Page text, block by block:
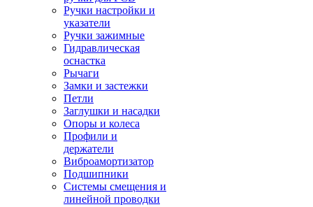
Ручки настройки и
указатели
Ручки зажимные
Гидравлическая
оснастка
Рычаги
Замки и застежки
Петли
Заглушки и насадки
Опоры и колеса
Профили и
держатели
Виброамортизатор
Подшипники
Системы смещения и
линейной проводки